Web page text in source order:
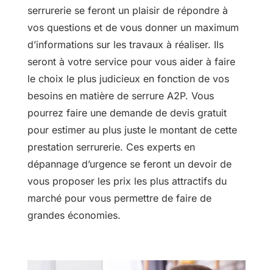
serrurerie se feront un plaisir de répondre à
vos questions et de vous donner un maximum
d’informations sur les travaux à réaliser. Ils
seront à votre service pour vous aider à faire
le choix le plus judicieux en fonction de vos
besoins en matière de serrure A2P. Vous
pourrez faire une demande de devis gratuit
pour estimer au plus juste le montant de cette
prestation serrurerie. Ces experts en
dépannage d’urgence se feront un devoir de
vous proposer les prix les plus attractifs du
marché pour vous permettre de faire de
grandes économies.